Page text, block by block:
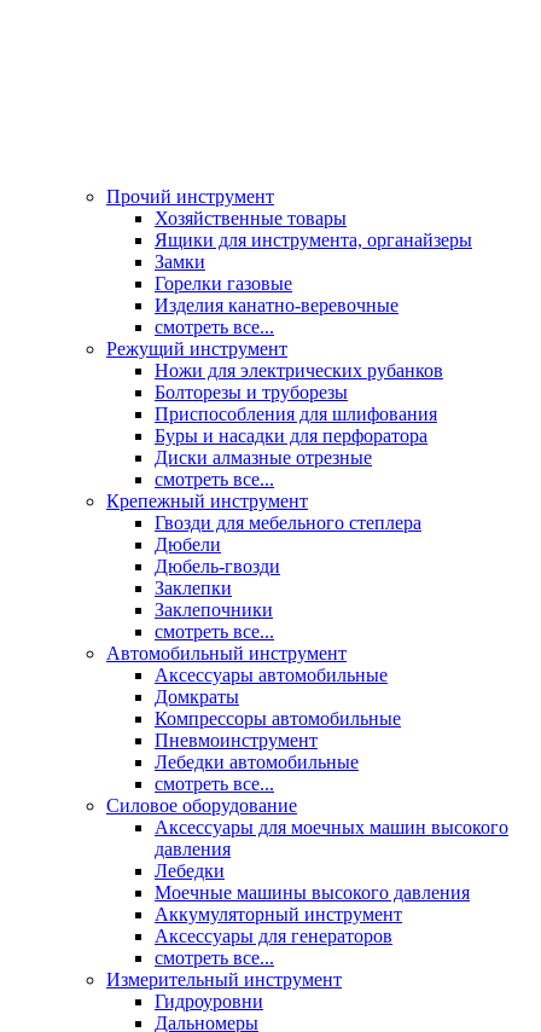
Прочий инструмент
Хозяйственные товары
Ящики для инструмента, органайзеры
Замки
Горелки газовые
Изделия канатно-веревочные
смотреть все...
Режущий инструмент
Ножи для электрических рубанков
Болторезы и труборезы
Приспособления для шлифования
Буры и насадки для перфоратора
Диски алмазные отрезные
смотреть все...
Крепежный инструмент
Гвозди для мебельного степлера
Дюбели
Дюбель-гвозди
Заклепки
Заклепочники
смотреть все...
Автомобильный инструмент
Аксессуары автомобильные
Домкраты
Компрессоры автомобильные
Пневмоинструмент
Лебедки автомобильные
смотреть все...
Силовое оборудование
Аксессуары для моечных машин высокого
давления
Лебедки
Моечные машины высокого давления
Аккумуляторный инструмент
Аксессуары для генераторов
смотреть все...
Измерительный инструмент
Гидроуровни
Дальномеры